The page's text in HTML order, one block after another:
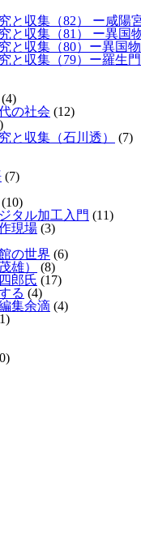
と収集（82） ー咸陽
と収集（81） ー異国
と収集（80）ー異国
と収集（79）ー羅生
(4)
の社会 (12)
と収集（石川透）
(7)
(7)
(10)
タル加工入門 (11)
現場 (3)
の世界 (6)
雄）
(8)
郎氏 (17)
る (4)
集余滴 (4)